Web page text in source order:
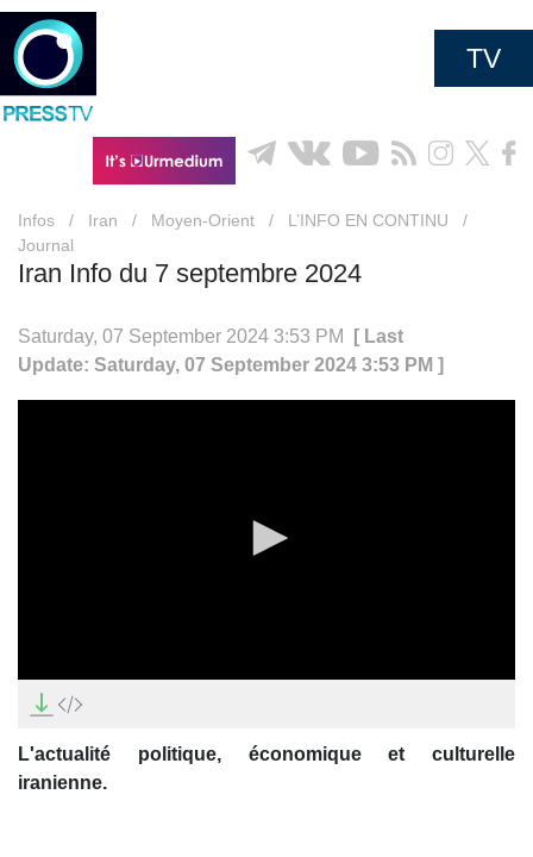
TV
Infos / Iran / Moyen-Orient / L’INFO EN CONTINU
/
Journal
Iran Info du 7 septembre 2024
Saturday, 07 September 2024 3:53 PM
[ Last
Update: Saturday, 07 September 2024 3:53 PM ]
seconds
0
seconds
L'actualité politique, économique et culturelle
iranienne.